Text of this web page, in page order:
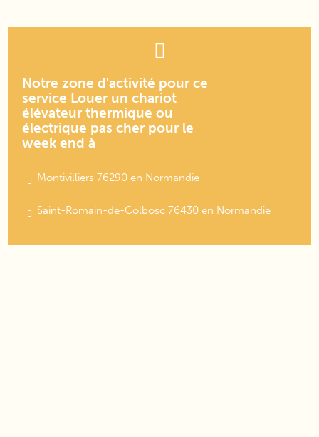
Notre zone d'activité pour ce
service Louer un chariot
élévateur thermique ou
électrique pas cher pour le
week end à
Montivilliers 76290 en Normandie
Saint-Romain-de-Colbosc 76430 en Normandie